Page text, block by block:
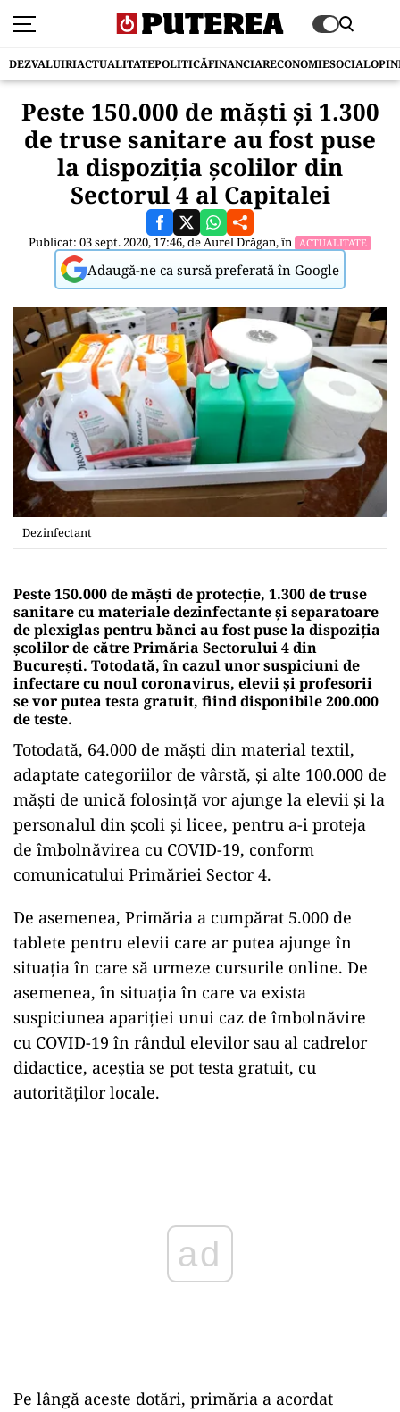
DEZVALUIRIACTUALITATEPOLITICĂFINANCIARECONOMIESOCIAL
Peste 150.000 de măști și 1.300
de truse sanitare au fost puse
la dispoziția școlilor din
Sectorul 4 al Capitalei
Publicat: 03 sept. 2020, 17:46, deAurel Drăgan, în ACTUALITATE
Adaugă-ne ca sursă preferată în Google
Dezinfectant
Peste 150.000 de măşti de protecţie, 1.300 de truse
sanitare cu materiale dezinfectante şi separatoare
de plexiglas pentru bănci au fost puse la dispoziţia
şcolilor de către Primăria Sectorului 4 din
București. Totodată, în cazul unor suspiciuni de
infectare cu noul coronavirus, elevii şi profesorii
se vor putea testa gratuit, fiind disponibile 200.000
de teste.
Totodată, 64.000 de măşti din material textil,
adaptate categoriilor de vârstă, şi alte 100.000 de
măşti de unică folosinţă vor ajunge la elevii şi la
personalul din şcoli şi licee, pentru a-i proteja
de îmbolnăvirea cu COVID-19, conform
comunicatului Primăriei Sector 4.
De asemenea, Primăria a cumpărat 5.000 de
tablete pentru elevii care ar putea ajunge în
situaţia în care să urmeze cursurile online. De
asemenea, în situaţia în care va exista
suspiciunea apariţiei unui caz de îmbolnăvire
cu COVID-19 în rândul elevilor sau al cadrelor
didactice, aceştia se pot testa gratuit, cu
autorităţilor locale.
Pe lângă aceste dotări, primăria a acordat